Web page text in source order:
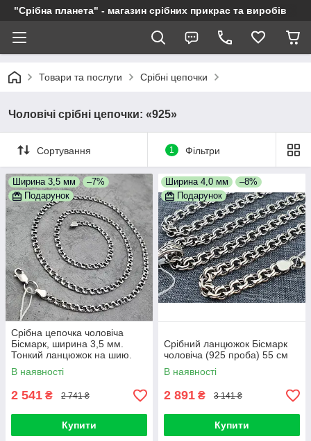
"Срібна планета" - магазин срібних прикрас та виробів
Товари та послуги Срібні цепочки
Чоловічі срібні цепочки: «925»
Сортування 1 Фільтри
Ширина 3,5 мм
–7%
Подарунок
Срібна цепочка чоловіча
Бісмарк, ширина 3,5 мм.
Тонкий ланцюжок на шию.
Довжина 55 см
В наявності
2 541 ₴ 2 741 ₴
Купити
Ширина 4,0 мм
–8%
Подарунок
Срібний ланцюжок Бісмарк
чоловіча (925 проба) 55 см
В наявності
2 891 ₴ 3 141 ₴
Купити